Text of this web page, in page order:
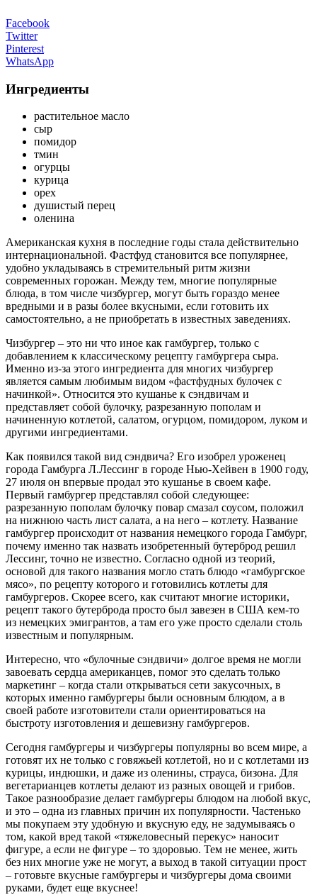
Facebook
Twitter
Pinterest
WhatsApp
Ингредиенты
растительное масло
сыр
помидор
тмин
огурцы
курица
орех
душистый перец
оленина
Американская кухня в последние годы стала действительно
интернациональной. Фастфуд становится все популярнее,
удобно укладываясь в стремительный ритм жизни
современных горожан. Между тем, многие популярные
блюда, в том числе чизбургер, могут быть гораздо менее
вредными и в разы более вкусными, если готовить их
самостоятельно, а не приобретать в известных заведениях.
Чизбургер – это ни что иное как гамбургер, только с
добавлением к классическому рецепту гамбургера сыра.
Именно из-за этого ингредиента для многих чизбургер
является самым любимым видом «фастфудных булочек с
начинкой». Относится это кушанье к сэндвичам и
представляет собой булочку, разрезанную пополам и
начиненную котлетой, салатом, огурцом, помидором, луком и
другими ингредиентами.
Как появился такой вид сэндвича? Его изобрел уроженец
города Гамбурга Л.Лессинг в городе Нью-Хейвен в 1900 году,
27 июля он впервые продал это кушанье в своем кафе.
Первый гамбургер представлял собой следующее:
разрезанную пополам булочку повар смазал соусом, положил
на нижнюю часть лист салата, а на него – котлету. Название
гамбургер происходит от названия немецкого города Гамбург,
почему именно так назвать изобретенный бутерброд решил
Лессинг, точно не известно. Согласно одной из теорий,
основой для такого названия могло стать блюдо «гамбургское
мясо», по рецепту которого и готовились котлеты для
гамбургеров. Скорее всего, как считают многие историки,
рецепт такого бутерброда просто был завезен в США кем-то
из немецких эмигрантов, а там его уже просто сделали столь
известным и популярным.
Интересно, что «булочные сэндвичи» долгое время не могли
завоевать сердца американцев, помог это сделать только
маркетинг – когда стали открываться сети закусочных, в
которых именно гамбургеры были основным блюдом, а в
своей работе изготовители стали ориентироваться на
быстроту изготовления и дешевизну гамбургеров.
Сегодня гамбургеры и чизбургеры популярны во всем мире, а
готовят их не только с говяжьей котлетой, но и с котлетами из
курицы, индюшки, и даже из оленины, страуса, бизона. Для
вегетарианцев котлеты делают из разных овощей и грибов.
Такое разнообразие делает гамбургеры блюдом на любой вкус,
и это – одна из главных причин их популярности. Частенько
мы покупаем эту удобную и вкусную еду, не задумываясь о
том, какой вред такой «тяжеловесный перекус» наносит
фигуре, а если не фигуре – то здоровью. Тем не менее, жить
без них многие уже не могут, а выход в такой ситуации прост
– готовьте вкусные гамбургеры и чизбургеры дома своими
руками, будет еще вкуснее!